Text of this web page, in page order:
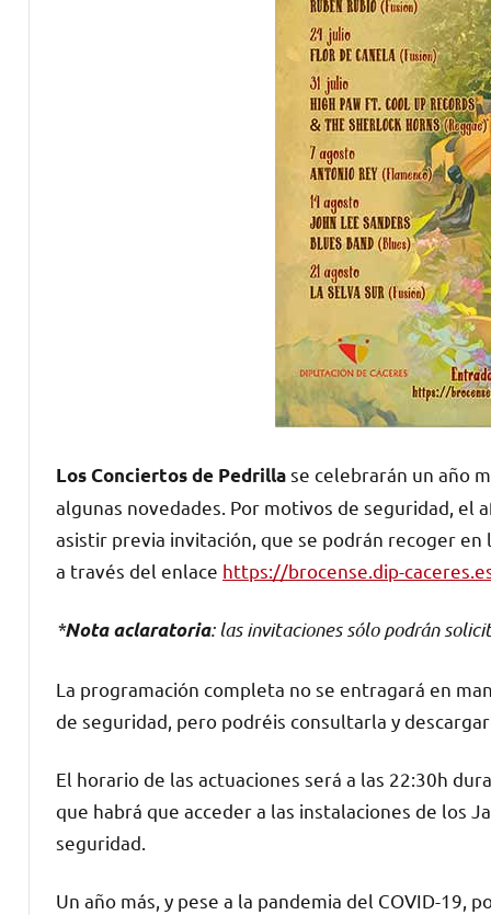
Los Conciertos de Pedrillase celebrarán un año
algunas novedades. Por motivos de seguridad, el
asistir previa invitación, que se podrán recoger
a través del enlace https://brocense.dip-
*Nota aclaratoria: las invitaciones sólo podrán
La programación completa no se entragará en
de seguridad, pero podréis consultarla y
El horario de las actuaciones será a las 22:30h
que habrá que acceder a las instalaciones de los
seguridad.
Un año más, y pese a la pandemia del COVID-